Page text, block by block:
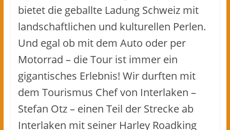
bietet die geballte Ladung Schweiz mit
landschaftlichen und kulturellen Perlen.
Und egal ob mit dem Auto oder per
Motorrad – die Tour ist immer ein
gigantisches Erlebnis! Wir durften mit
dem Tourismus Chef von Interlaken –
Stefan Otz – einen Teil der Strecke ab
Interlaken mit seiner Harley Roadking